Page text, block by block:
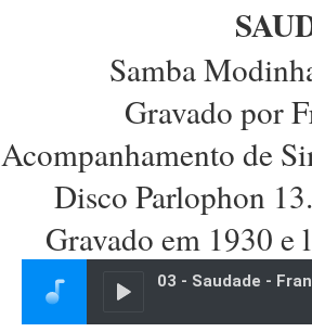
Samba
Gravado por
Acompanhamento de
Disco Parlophon
Gravado em 1930 e